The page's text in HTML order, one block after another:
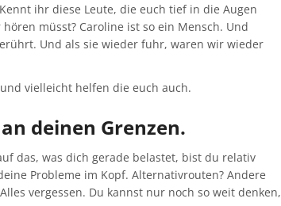
ihr diese Leute, die euch tief in die Augen
müsst? Caroline ist so ein Mensch. Und
Und als sie wieder fuhr, waren wir wieder
vielleicht helfen die euch auch.
deinen Grenzen.
das, was dich gerade belastet, bist du relativ
Probleme im Kopf. Alternativrouten? Andere
vergessen. Du kannst nur noch so weit denken,